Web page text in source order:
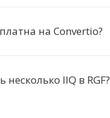
на Convertio?
IIQ в RGF?